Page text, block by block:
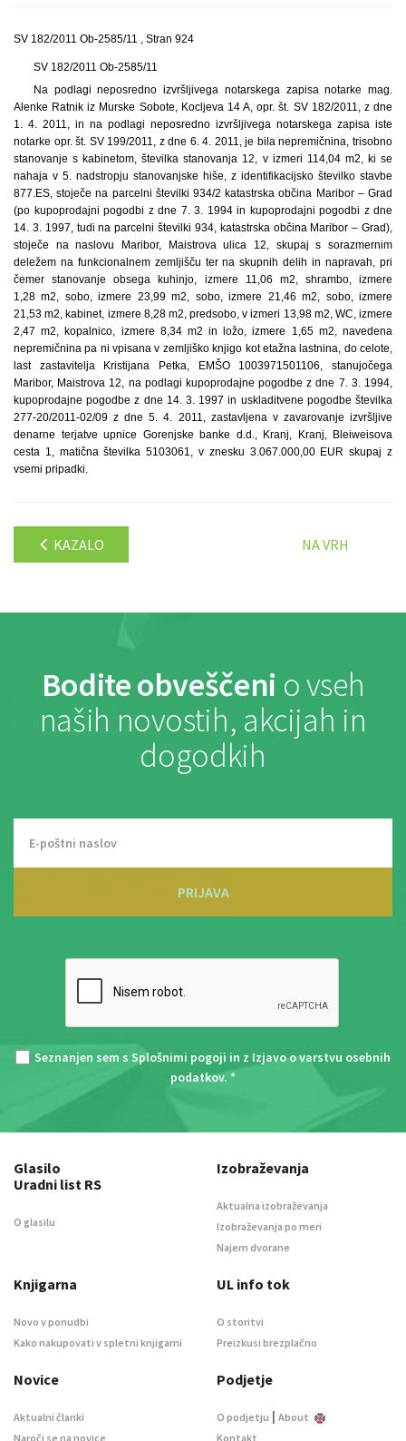
SV 182/2011 Ob-2585/11 , Stran 924
SV 182/2011 Ob-2585/11
Na podlagi neposredno izvršljivega notarskega zapisa notarke mag.
Alenke Ratnik iz Murske Sobote, Kocljeva 14 A, opr. št. SV 182/2011, z dne
1. 4. 2011, in na podlagi neposredno izvršljivega notarskega zapisa iste
notarke opr. št. SV 199/2011, z dne 6. 4. 2011, je bila nepremičnina, trisobno
stanovanje s kabinetom, številka stanovanja 12, v izmeri 114,04 m2, ki se
nahaja v 5. nadstropju stanovanjske hiše, z identifikacijsko številko stavbe
877.ES, stoječe na parcelni številki 934/2 katastrska občina Maribor – Grad
(po kupoprodajni pogodbi z dne 7. 3. 1994 in kupoprodajni pogodbi z dne
14. 3. 1997, tudi na parcelni številki 934, katastrska občina Maribor – Grad),
stoječe na naslovu Maribor, Maistrova ulica 12, skupaj s sorazmernim
deležem na funkcionalnem zemljišču ter na skupnih delih in napravah, pri
čemer stanovanje obsega kuhinjo, izmere 11,06 m2, shrambo, izmere
1,28 m2, sobo, izmere 23,99 m2, sobo, izmere 21,46 m2, sobo, izmere
21,53 m2, kabinet, izmere 8,28 m2, predsobo, v izmeri 13,98 m2, WC, izmere
2,47 m2, kopalnico, izmere 8,34 m2 in ložo, izmere 1,65 m2, navedena
nepremičnina pa ni vpisana v zemljiško knjigo kot etažna lastnina, do celote,
last zastavitelja Kristijana Petka, EMŠO 1003971501106, stanujočega
Maribor, Maistrova 12, na podlagi kupoprodajne pogodbe z dne 7. 3. 1994,
kupoprodajne pogodbe z dne 14. 3. 1997 in uskladitvene pogodbe številka
277-20/2011-02/09 z dne 5. 4. 2011, zastavljena v zavarovanje izvršljive
denarne terjatve upnice Gorenjske banke d.d., Kranj, Kranj, Bleiweisova
cesta 1, matična številka 5103061, v znesku 3.067.000,00 EUR skupaj z
vsemi pripadki.
KAZALO NA VRH
Bodite obveščeni o vseh
naših novostih, akcijah in
dogodkih
PRIJAVA
Seznanjen sem s Splošnimi pogoji in z Izjavo o varstvu osebnih
podatkov. *
Glasilo
Uradni list RS
O glasilu
Izobraževanja
Aktualna izobraževanja
Izobraževanja po meri
Najem dvorane
Knjigarna
Novo v ponudbi
Kako nakupovati v spletni knjigarni
UL info tok
O storitvi
Preizkusi brezplačno
Novice
Aktualni članki
Naroči se na novice
Podjetje
O podjetju | About
Kontakt